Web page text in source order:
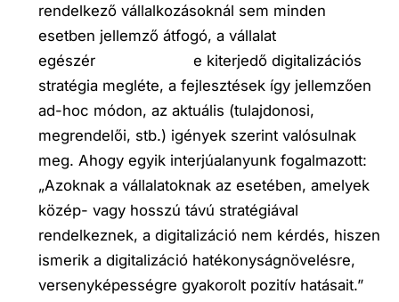
rendelkező vállalkozásoknál sem minden
esetben jellemző átfogó, a vállalat
egészér e kiterjedő digitalizációs
stratégia megléte, a fejlesztések így jellemzően
ad-hoc módon, az aktuális (tulajdonosi,
megrendelői, stb.) igények szerint valósulnak
meg. Ahogy egyik interjúalanyunk fogalmazott:
„Azoknak a vállalatoknak az esetében, amelyek
közép- vagy hosszú távú stratégiával
rendelkeznek, a digitalizáció nem kérdés, hiszen
ismerik a digitalizáció hatékonyságnövelésre,
versenyképességre gyakorolt pozitív hatásait.”